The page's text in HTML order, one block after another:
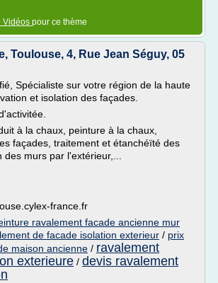
Vidéos pour ce thème
Toulouse, 4, Rue Jean Séguy, 05
Spécialiste sur votre région de la haute
et isolation des façades.
à la chaux, peinture à la chaux,
façades, traitement et étanchéïté des
murs par l'extérieur,...
france.fr
ravalement facade ancienne mur
de facade isolation exterieur / prix
maison ancienne / ravalement
exterieure / devis ravalement